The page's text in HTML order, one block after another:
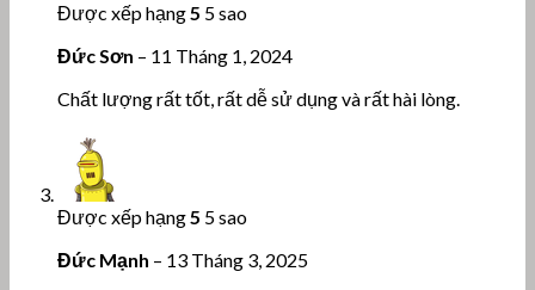
Được xếp hạng5 5 sao
Đức Sơn – 11 Tháng 1, 2024
Chất lượng rất tốt, rất dễ sử dụng và rất hài lòng.
Được xếp hạng5 5 sao
Đức Mạnh – 13 Tháng 3, 2025